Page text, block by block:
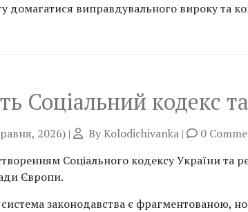
домагатися виправдувального вироку та
Соціальний кодекс
2026) | By Kolodichivanka |
0
Соціального кодексу України
Європи.
законодавства є фрагментованою,